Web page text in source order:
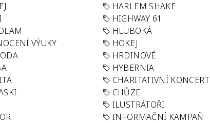
HARLEM SHAKE
HIGHWAY 61
HLUBOKÁ
VÝUKY HOKEJ
HRDINOVÉ
HYBERNIA
CHARITATIVNÍ KONCERT
CHŮZE
ILUSTRÁTOŘI
INFORMAČNÍ KAMPAŇ